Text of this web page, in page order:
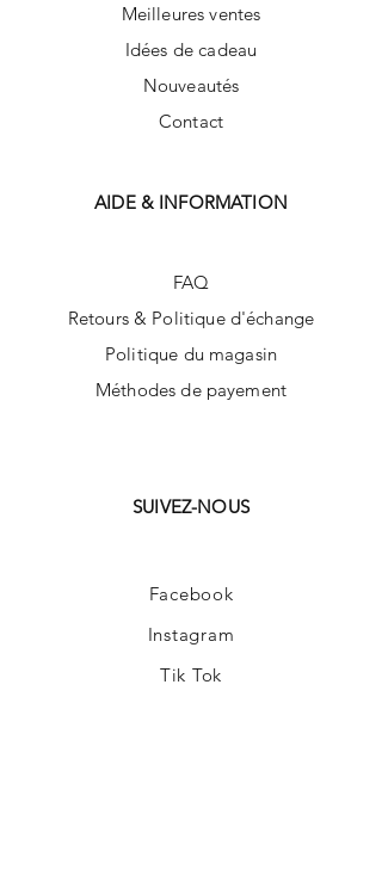
Meilleures ventes
Idées de cadeau
Nouveautés
Contact
AIDE & INFORMATION
FAQ
Retours & Politique d'échange
Politique du magasin
Méthodes de payement
SUIVEZ-NOUS
Facebook
Instagram
Tik Tok